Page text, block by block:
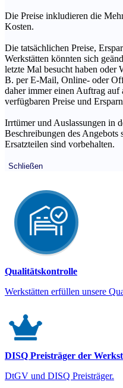
Die Preise inkludieren die
Kosten.
Die tatsächlichen Preise,
Werkstätten könnten sich
letzte Mal besucht haben oder
B. per E-Mail, Online- oder
daher immer einen Auftrag auf
verfügbaren Preise und
Irrtümer und Auslassungen in
Beschreibungen des
Ersatzteilen sind vorbehalten.
Schließen
Qualitätskontrolle
Werkstätten erfüllen unsere
DISQ Preisträger der
DtGV und DISQ Preisträger.